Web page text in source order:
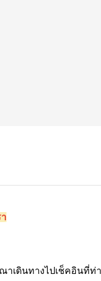
เดินทางไปเช็คอินที่ท่